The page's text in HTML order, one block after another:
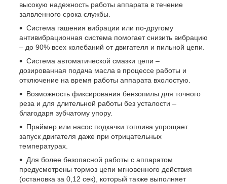
высокую надежность работы аппарата в течение
заявленного срока службы.
Система гашения вибрации или по-другому
антивибрационная система помогает снизить вибрацию
– до 90% всех колебаний от двигателя и пильной цепи.
Система автоматической смазки цепи –
дозированная подача масла в процессе работы и
отключение на время работы аппарата вхолостую.
Возможность фиксирования бензопилы для точного
реза и для длительной работы без усталости –
благодаря зубчатому упору.
Праймер или насос подкачки топлива упрощает
запуск двигателя даже при отрицательных
температурах.
Для более безопасной работы с аппаратом
предусмотрены тормоз цепи мгновенного действия
(остановка за 0,12 сек), который также выполняет